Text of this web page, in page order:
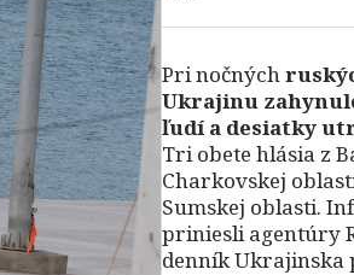
Pri nočných
Ukrajinu
ľudí a desiatky
Tri obete hlásia z
Charkovskej
Sumskej oblasti.
priniesli agentúry
denník Ukrajinska